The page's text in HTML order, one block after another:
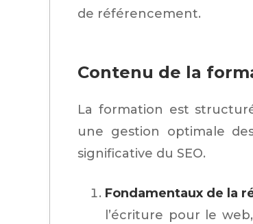
de référencement.
Contenu de la
La formation est
une gestion optimale
significative du SEO.
Fondamentaux de la
l’écriture pour le